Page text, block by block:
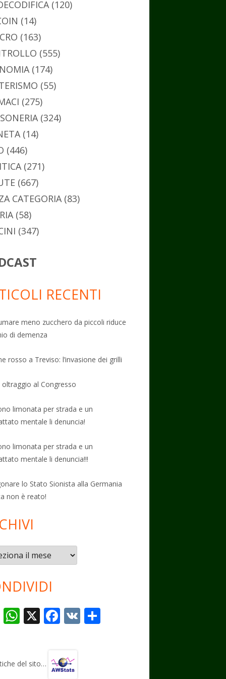
(120)
(14)
(163)
(555)
(174)
(55)
(275)
(324)
(14)
(446)
(271)
(667)
CATEGORIA(83)
(58)
(347)
RECENTI
meno zucchero da piccoli riduce
di demenza
rosso a Treviso: l’invasione dei grilli
oltraggio al Congresso
limonata per strada e un
mentale li denuncia!
limonata per strada e un
mentale li denuncia!!!
lo Stato Sionista alla Germania
non è reato!
T
gr
W
s
X F
b
V
del sito…